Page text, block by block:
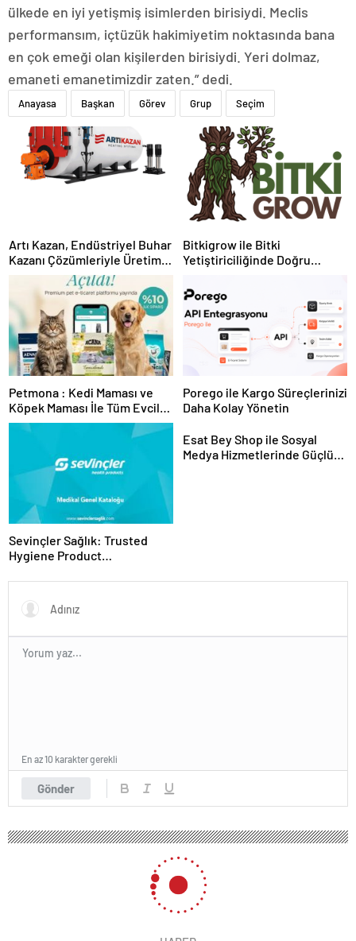
ülkede en iyi yetişmiş isimlerden birisiydi. Meclis
performansım, içtüzük hakimiyetim noktasında bana
en çok emeği olan kişilerden birisiydi. Yeri dolmaz,
emaneti emanetimizdir zaten.” dedi.
Anayasa Başkan Görev Grup Seçim
Artı Kazan, Endüstriyel Buhar
Kazanı Çözümleriyle Üretim
Tesislerine Verimli Sistemler
Sunuyor
Bitkigrow ile Bitki
Yetiştiriciliğinde Doğru
Petmona : Kedi Maması ve
Köpek Maması İle Tüm Evcil
Hayvan Ürünleri
Porego ile Kargo Süreçlerinizi
Daha Kolay Yönetin
Sevinçler Sağlık: Trusted
Hygiene Product
Esat Bey Shop ile Sosyal
Medya Hizmetlerinde Güçlü
Gönder
En az 10 karakter gerekli